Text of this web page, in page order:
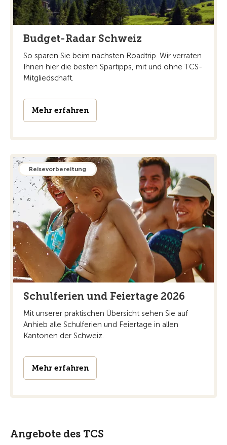
Budget-Radar Schweiz
So sparen Sie beim nächsten Roadtrip. Wir verraten
Ihnen hier die besten Spartipps, mit und ohne TCS-
Mitgliedschaft.
Mehr erfahren
Reisevorbereitung
Schulferien und Feiertage 2026
Mit unserer praktischen Übersicht sehen Sie auf
Anhieb alle Schulferien und Feiertage in allen
Kantonen der Schweiz.
Mehr erfahren
Angebote des TCS